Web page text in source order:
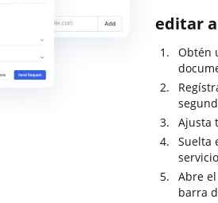
editar
Obtén
Ajusta
Suelta
Abre
barra